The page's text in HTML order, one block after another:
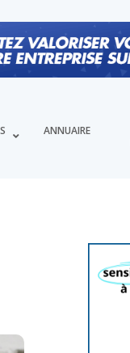
ANNUAIRE